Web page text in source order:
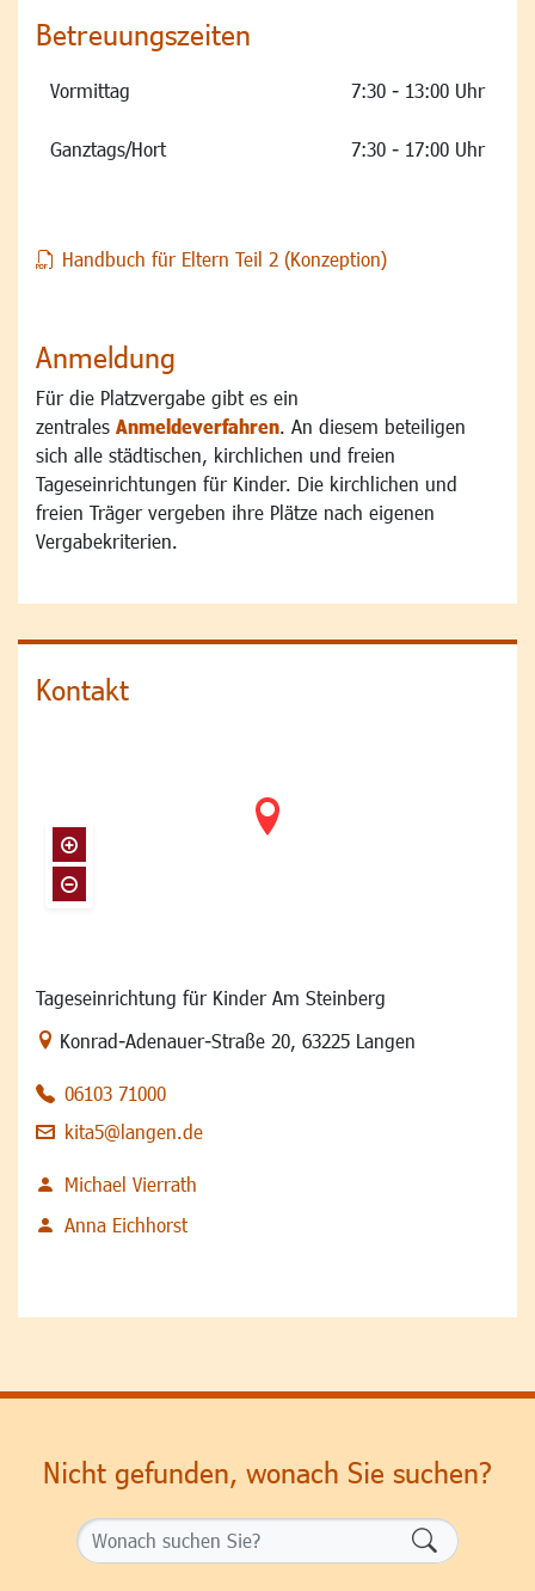
Betreuungszeiten
Vormittag 7:30 - 13:00 Uhr
Ganztags/Hort 7:30 - 17:00 Uhr
Handbuch für Eltern Teil 2 (Konzeption)
Anmeldung
Für die Platzvergabe gibt es ein
zentrales Anmeldeverfahren . An diesem beteiligen
sich alle städtischen, kirchlichen und freien
Tageseinrichtungen für Kinder. Die kirchlichen und
freien Träger vergeben ihre Plätze nach eigenen
Vergabekriterien.
Kontakt
Tageseinrichtung für Kinder Am Steinberg
Link zur Google-Maps Navigation
Konrad-Adenauer-Straße 20 63225 Langen
06103 71000
kita5@langen.de
Michael Vierrath
Anna Eichhorst
Nicht gefunden, wonach Sie suchen?